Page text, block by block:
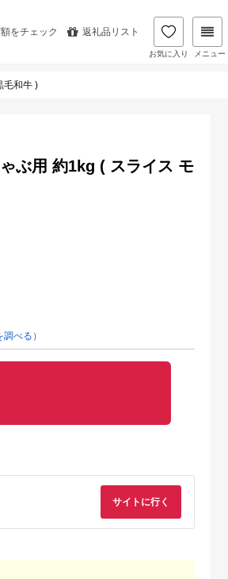
をチェック 返礼品リスト
お気に入り メニュー
毛和牛 )
ぶ用 約1kg ( スライス モ
調べる）
サイトに行く